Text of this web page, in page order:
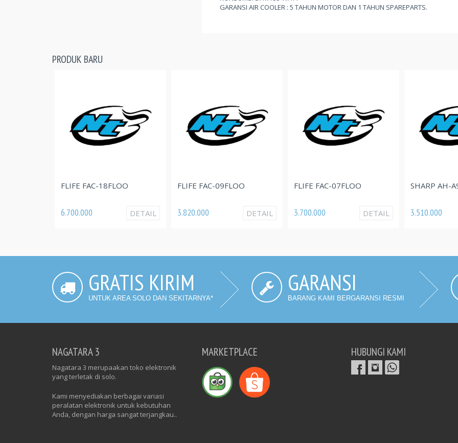
GARANSI AIR COOLER : 5 TAHUN MOTOR DAN 1 TAHUN SPAREPARTS.
PRODUK BARU
FLIFE FAC-18FLOO
6.700.000 DETAIL
FLIFE FAC-09FLOO
3.820.000 DETAIL
FLIFE FAC-07FLOO
3.700.000 DETAIL
SHARP AH-
3.510.000
GRATIS KIRIM
UNTUK AREA SOLO DAN SEKITARNYA*
GARANSI
BARANG KAMI BERGARANSI RESMI
NAGATARA 3
Nagatara 3 merupaakan toko elektronik
yang terletak di solo.
Kami menyediakan berbagai variasi
peralatan elektronik untuk kebutuhan
Anda, dengan harga sangat terjangkau..
MARKETPLACE HUBUNGI KAMI